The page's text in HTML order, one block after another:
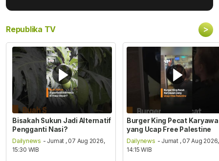
Republika TV >
Bisakah Sukun Jadi Alternatif
Pengganti Nasi?
Dailynews - Jumat , 07 Aug 2026,
15:30 WIB
Burger King Pecat
yang Ucap Free Palestine
Dailynews - Jumat , 07 Aug 2026,
14:15 WIB